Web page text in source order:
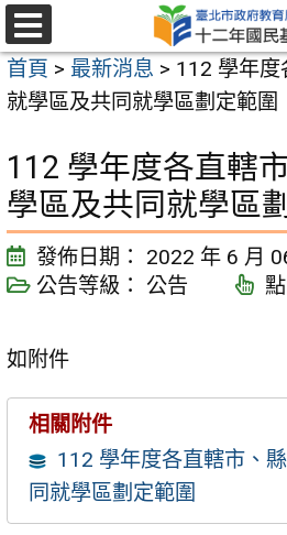
跳
至
主
要
容
區
選
單
首頁 > 最新消息 > 112 學年度
就學區及共同就學區劃定範圍
112 學年度各直轄
學區及共同就學區
發佈日期：
2022 年 6 月
公告等級：
公告
如附件
相關附件
112 學年度各直轄市、
同就學區劃定範圍